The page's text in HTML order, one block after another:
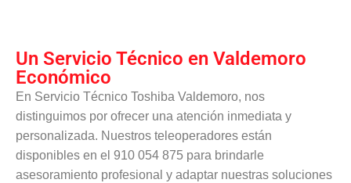
Un Servicio Técnico en Valdemoro
Económico
En Servicio Técnico Toshiba Valdemoro, nos
distinguimos por ofrecer una atención inmediata y
personalizada. Nuestros teleoperadores están
disponibles en el 910 054 875 para brindarle
asesoramiento profesional y adaptar nuestras soluciones